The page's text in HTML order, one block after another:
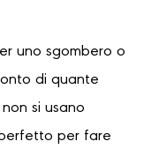
uno sgombero o
di quante
si usano
per fare